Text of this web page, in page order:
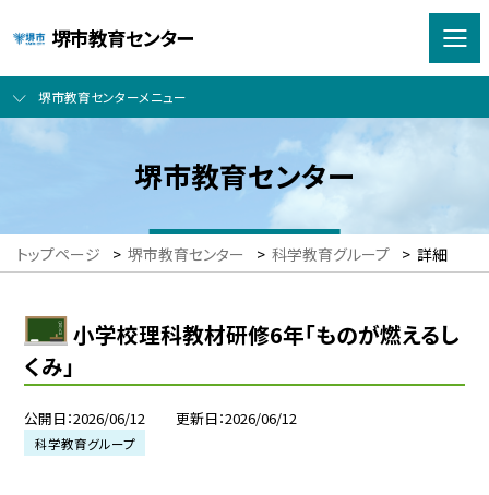
堺市教育センター
堺市教育センターメニュー
堺市教育センター
トップページ > 堺市教育センター > 科学教育グループ > 詳細
小学校理科教材研修6年「ものが燃えるし
くみ」
公開日 2026/06/12 更新日 2026/06/12
科学教育グループ